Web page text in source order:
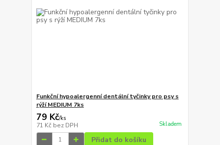
Funkční hypoalergenní dentální tyčinky pro psy s
rýží MEDIUM 7ks
79 Kč/ks
71 Kč bez DPH Skladem
Přidat do košíku